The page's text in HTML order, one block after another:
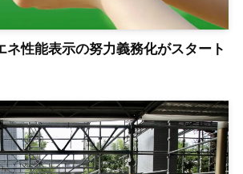
ネ性能表示の努力義務化がスタート